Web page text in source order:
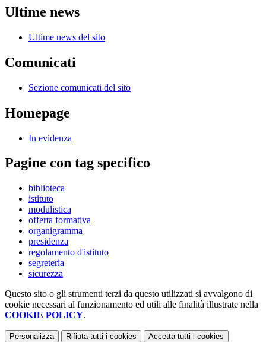
Ultime news
Ultime news del sito
Comunicati
Sezione comunicati del sito
Homepage
In evidenza
Pagine con tag specifico
biblioteca
istituto
modulistica
offerta formativa
organigramma
presidenza
regolamento d'istituto
segreteria
sicurezza
Questo sito o gli strumenti terzi da questo utilizzati si avvalgono di
cookie necessari al funzionamento ed utili alle finalità illustrate nella
COOKIE POLICY.
Personalizza Rifiuta tutti i cookies Accetta tutti i cookies